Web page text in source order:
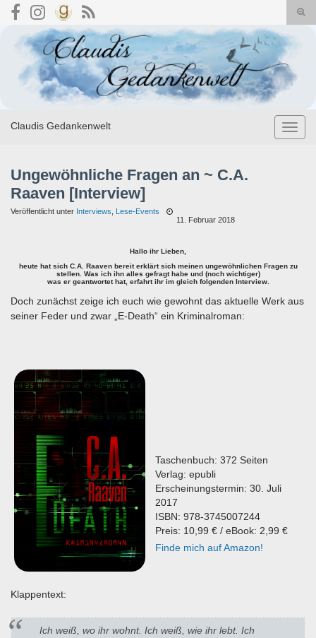
Search for:
Claudis Gedankenwelt
Ungewöhnliche Fragen an ~ C.A.
Raaven [Interview]
Veröffentlicht unter Interviews
Lese-Events
11. Februar 2018
Hallo ihr Lieben,
heute hat sich C.A. Raaven bereit erklärt sich meinen ungewöhnlichen Fragen zu
stellen. Was ich ihn alles gefragt habe und (noch wichtiger)
was er geantwortet hat, erfahrt ihr im gleich folgenden Interview.
Doch zunächst zeige ich euch wie gewohnt das aktuelle Werk aus
seiner Feder und zwar „E-Death“ ein Kriminalroman:
Taschenbuch: 372 Seiten
Verlag: epubli
Erscheinungstermin: 30. Juli
2017
ISBN: 978-3745007244
Preis: 10,99 € / eBook: 2,99 €
Finde mich auf Amazon!
Klappentext:
Ich weiß, wo ihr wohnt. Ich weiß, wie ihr lebt. Ich